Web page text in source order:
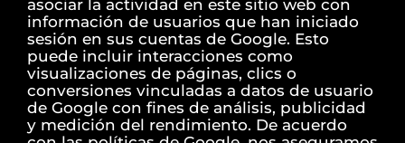
asociar la actividad en este sitio web con
información de usuarios que han iniciado
sesión en sus cuentas de Google. Esto
puede incluir interacciones como
visualizaciones de páginas, clics o
conversiones vinculadas a datos de usuario
de Google con fines de análisis, publicidad
y medición del rendimiento. De acuerdo